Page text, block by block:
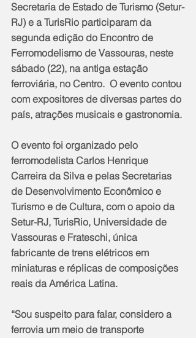
Secretaria de Estado de Turismo (Setur-
RJ) e a TurisRio participaram da
segunda edição do Encontro de
Ferromodelismo de Vassouras, neste
sábado (22), na antiga estação
ferroviária, no Centro.  O evento contou
com expositores de diversas partes do
país, atrações musicais e gastronomia.
O evento foi organizado pelo
ferromodelista Carlos Henrique
Carreira da Silva e pelas Secretarias
de Desenvolvimento Econômico e
Turismo e de Cultura, com o apoio da
Setur-RJ, TurisRio, Universidade de
Vassouras e Frateschi, única
fabricante de trens elétricos em
miniaturas e réplicas de composições
reais da América Latina.
“Sou suspeito para falar, considero a
ferrovia um meio de transporte